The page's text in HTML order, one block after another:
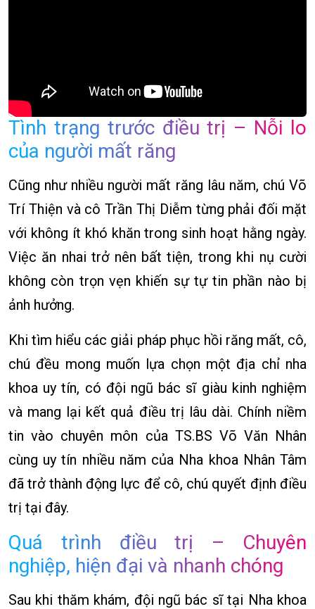
Tình trạng trước điều trị – Nỗi lo
của người mất răng
Cũng như nhiều người mất răng lâu năm, chú Võ
Trí Thiện và cô Trần Thị Diễm từng phải đối mặt
với không ít khó khăn trong sinh hoạt hằng ngày.
Việc ăn nhai trở nên bất tiện, trong khi nụ cười
không còn trọn vẹn khiến sự tự tin phần nào bị
ảnh hưởng.
Khi tìm hiểu các giải pháp phục hồi răng mất, cô,
chú đều mong muốn lựa chọn một địa chỉ nha
khoa uy tín, có đội ngũ bác sĩ giàu kinh nghiệm
và mang lại kết quả điều trị lâu dài. Chính niềm
tin vào chuyên môn của TS.BS Võ Văn Nhân
cùng uy tín nhiều năm của Nha khoa Nhân Tâm
đã trở thành động lực để cô, chú quyết định điều
trị tại đây.
Quá trình điều trị – Chuyên
nghiệp, hiện đại và nhanh chóng
Sau khi thăm khám, đội ngũ bác sĩ tại Nha khoa